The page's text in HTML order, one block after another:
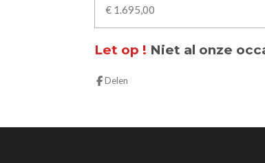
€ 1.695,00
Let op ! Niet al onze
Delen